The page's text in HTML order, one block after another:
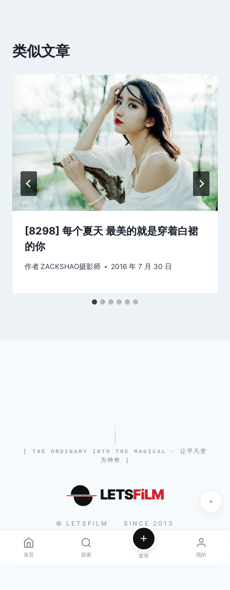
类似文章
[8298] 每个夏天 最美的就是穿着白裙
的你
作者ZACKSHAO摄影师 2016 年 7 月 30 日
[ THE ORDINARY INTO THE MAGICAL · 让平凡变
为神奇 ]
LETSFiLM
© LETSFILM SINCE 2013
首页 探索 发布 我的